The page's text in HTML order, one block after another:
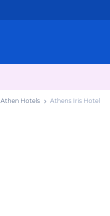
Athen Hotels Athens Iris Hotel